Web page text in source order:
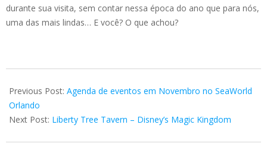
durante sua visita, sem contar nessa época do ano que para nós,
uma das mais lindas… E você? O que achou?
11-
07
Previous Post: Agenda de eventos em Novembro no SeaWorld
Orlando
Next Post: Liberty Tree Tavern – Disney’s Magic Kingdom